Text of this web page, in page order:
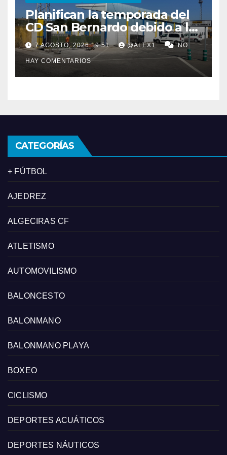
Planifican la temporada del
CD San Bernardo debido a las
importantes obras de
reforma en el ‘Alberto
Umbría’
7 AGOSTO, 2026 19:51 @ALEX1 NO
HAY COMENTARIOS
CATEGORÍAS
+ FÚTBOL
AJEDREZ
ALGECIRAS CF
ATLETISMO
AUTOMOVILISMO
BALONCESTO
BALONMANO
BALONMANO PLAYA
BOXEO
CICLISMO
DEPORTES ACUÁTICOS
DEPORTES NÁUTICOS